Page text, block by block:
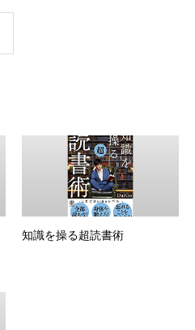
知識を操る超読書術